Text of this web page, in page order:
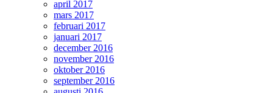
april 2017
mars 2017
februari 2017
januari 2017
december 2016
november 2016
oktober 2016
september 2016